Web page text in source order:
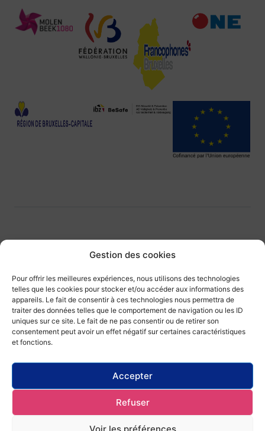
Gestion des cookies
Pour offrir les meilleures expériences, nous utilisons des technologies
telles que les cookies pour stocker et/ou accéder aux informations des
appareils. Le fait de consentir à ces technologies nous permettra de
traiter des données telles que le comportement de navigation ou les ID
uniques sur ce site. Le fait de ne pas consentir ou de retirer son
consentement peut avoir un effet négatif sur certaines caractéristiques
et fonctions.
Accepter
Refuser
Voir les préférences
Qui sommes-nous ? Nous contacter
Ils nous soutiennent Nous rejoindre
Mentions légales
Politique de gestion des
cookies